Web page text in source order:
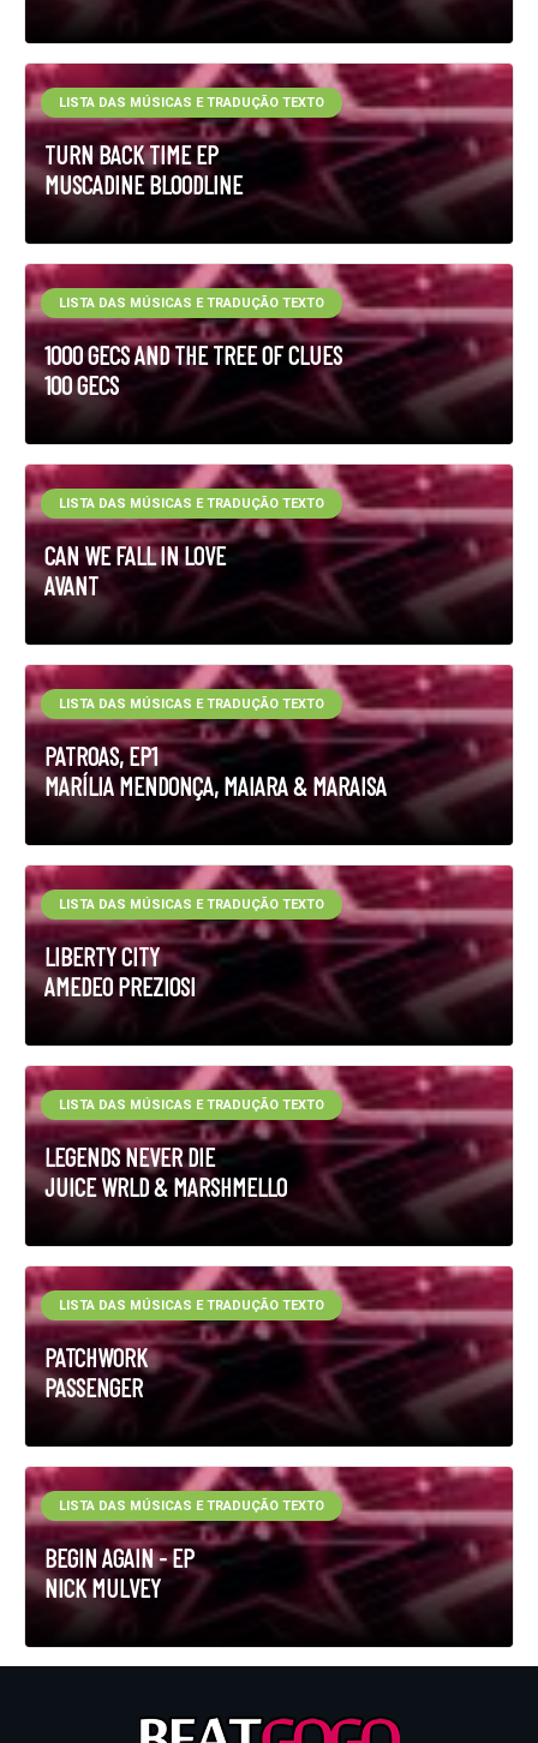
TURN BACK TIME EP
MUSCADINE BLOODLINE
LISTA DAS MÚSICAS E TRADUÇÃO TEXTO
1000 GECS AND THE TREE OF CLUES
100 GECS
LISTA DAS MÚSICAS E TRADUÇÃO TEXTO
CAN WE FALL IN LOVE
AVANT
LISTA DAS MÚSICAS E TRADUÇÃO TEXTO
PATROAS, EP1
MARÍLIA MENDONÇA, MAIARA & MARAISA
LISTA DAS MÚSICAS E TRADUÇÃO TEXTO
LIBERTY CITY
AMEDEO PREZIOSI
LISTA DAS MÚSICAS E TRADUÇÃO TEXTO
LEGENDS NEVER DIE
JUICE WRLD & MARSHMELLO
LISTA DAS MÚSICAS E TRADUÇÃO TEXTO
PATCHWORK
PASSENGER
LISTA DAS MÚSICAS E TRADUÇÃO TEXTO
BEGIN AGAIN - EP
NICK MULVEY
LISTA DAS MÚSICAS E TRADUÇÃO TEXTO